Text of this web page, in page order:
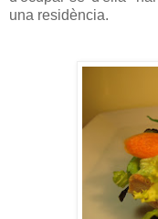
una residència.